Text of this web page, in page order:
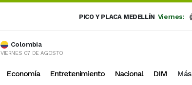
PICO Y PLACA MEDELLÍN Viernes:
Colombia
VIERNES 07 DE AGOSTO
Economía Entretenimiento Nacional DIM Más